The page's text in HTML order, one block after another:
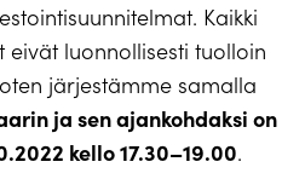
Kaikki
eivät luonnollisesti tuolloin
järjestämme samalla
ja sen ajankohdaksi on
kello 17.30–19.00.